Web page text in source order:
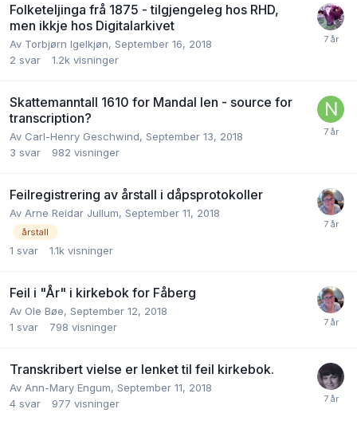
Folketeljinga frå 1875 - tilgjengeleg hos RHD,
men ikkje hos Digitalarkivet
Av Torbjørn Igelkjøn, September 16, 2018
2 svar 1.2k visninger
Skattemanntall 1610 for Mandal len - source for
transcription?
Av Carl-Henry Geschwind, September 13, 2018
3 svar 982 visninger
Feilregistrering av årstall i dåpsprotokoller
Av Arne Reidar Jullum, September 11, 2018
årstall
1 svar 1.1k visninger
Feil i "År" i kirkebok for Fåberg
Av Ole Bøe, September 12, 2018
1 svar 798 visninger
Transkribert vielse er lenket til feil kirkebok.
Av Ann-Mary Engum, September 11, 2018
4 svar 977 visninger